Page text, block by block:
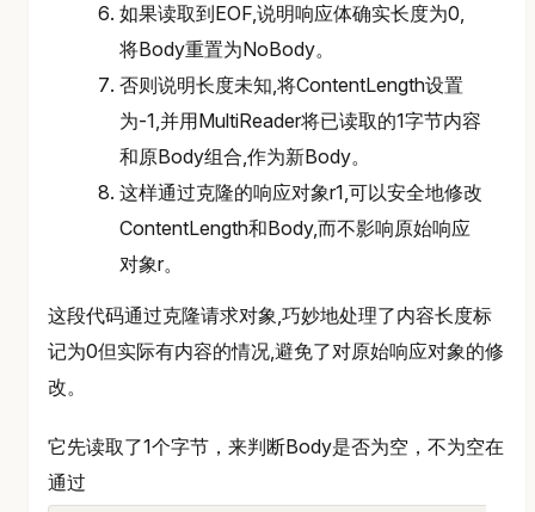
如果读取到EOF,说明响应体确实长度为0,
将Body重置为NoBody。
否则说明长度未知,将ContentLength设置
为-1,并用MultiReader将已读取的1字节内容
和原Body组合,作为新Body。
这样通过克隆的响应对象r1,可以安全地修改
ContentLength和Body,而不影响原始响应
对象r。
这段代码通过克隆请求对象,巧妙地处理了内容长度标
记为0但实际有内容的情况,避免了对原始响应对象的修
改。
它先读取了1个字节，来判断Body是否为空，不为空在
通过